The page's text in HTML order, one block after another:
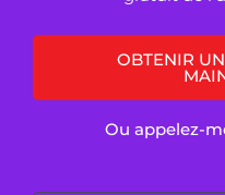
OBTENIR
Ou appelez-